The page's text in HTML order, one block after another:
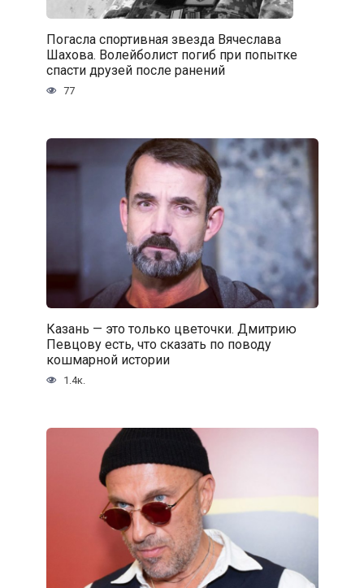
Погасла спортивная звезда Вячеслава
Шахова. Волейболист погиб при попытке
спасти друзей после ранений
77
Казань — это только цветочки. Дмитрию
Певцову есть, что сказать по поводу
кошмарной истории
1.4к.